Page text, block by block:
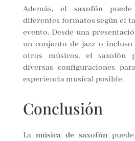
Además, elsaxofón
diferentes formatos según el
evento. Desde una
un conjunto de jazz o incluso
otros músicos, el saxofón
diversas configuraciones
experiencia musical posible.
Conclusión
La música de saxofón